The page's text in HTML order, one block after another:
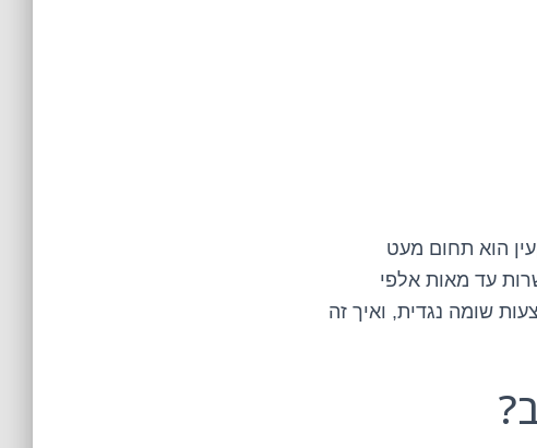
הוא תחום מעט
עד מאות אלפי
שומה נגדית, ואיך זה